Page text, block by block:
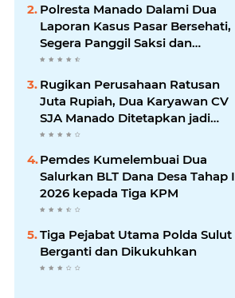
Polresta Manado Dalami Dua
Laporan Kasus Pasar Bersehati,
Segera Panggil Saksi dan
Terduga Pelaku
Rugikan Perusahaan Ratusan
Juta Rupiah, Dua Karyawan CV
SJA Manado Ditetapkan jadi
Tersangka
Pemdes Kumelembuai Dua
Salurkan BLT Dana Desa Tahap I
2026 kepada Tiga KPM
Tiga Pejabat Utama Polda Sulut
Berganti dan Dikukuhkan